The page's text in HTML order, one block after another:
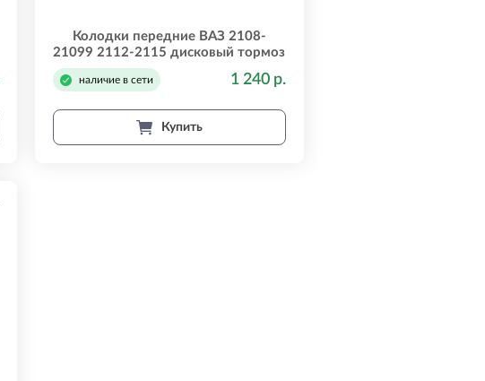
Колодки передние ВАЗ 2108-
21099 2112-2115 дисковый тормоз
к-т VOLRAM vr26167
наличие в сети 1 240 р.
Купить